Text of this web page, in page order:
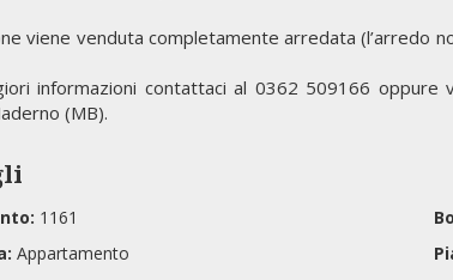
viene venduta completamente arredata (l’arredo
informazioni contattaci al 0362 509166
(MB).
1161
Appartamento